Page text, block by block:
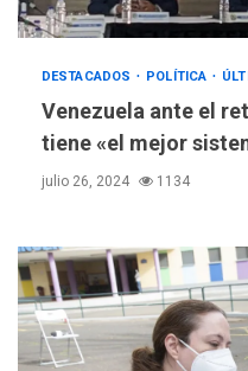
DESTACADOS POLÍTICA
Venezuela ante el
tiene «el mejor
julio 26, 2024 1134